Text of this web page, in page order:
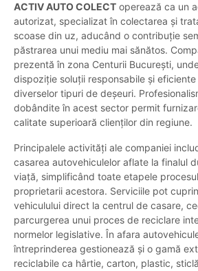
ACTIV AUTO COLECT operează ca un
autorizat, specializat în colectarea și
scoase din uz, aducând o contribuție
păstrarea unui mediu mai sănătos.
prezentă în zona Centurii București,
dispoziție soluții responsabile și
diverselor tipuri de deșeuri.
dobândite în acest sector permit
calitate superioară clienților din regiune.
Principalele activități ale companiei
casarea autovehiculelor aflate la finalul
viață, simplificând toate etapele
proprietarii acestora. Serviciile pot
vehiculului direct la centrul de casare,
parcurgerea unui proces de reciclare
normelor legislative. În afara
întreprinderea gestionează și o gamă
reciclabile ca hârtie, carton, plastic,